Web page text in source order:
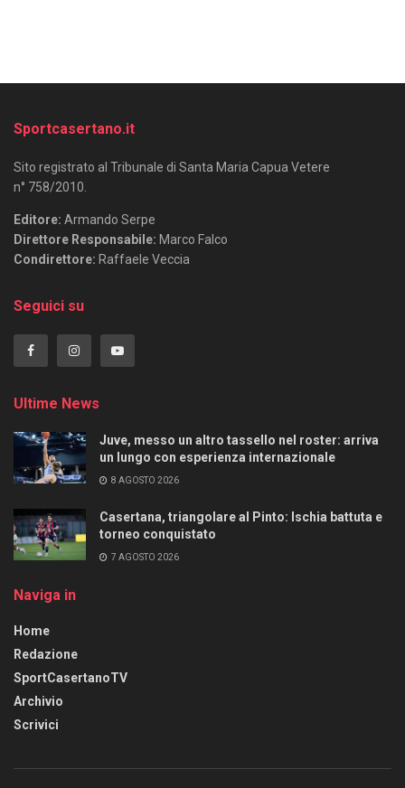
Sportcasertano.it
Sito registrato al Tribunale di Santa Maria Capua Vetere
n° 758/2010.
Editore: Armando Serpe
Direttore Responsabile: Marco Falco
Condirettore: Raffaele Veccia
Seguici su
Ultime News
Juve, messo un altro tassello nel roster: arriva
un lungo con esperienza internazionale
8 AGOSTO 2026
Casertana, triangolare al Pinto: Ischia battuta e
torneo conquistato
7 AGOSTO 2026
Naviga in
Home
Redazione
SportCasertanoTV
Archivio
Scrivici